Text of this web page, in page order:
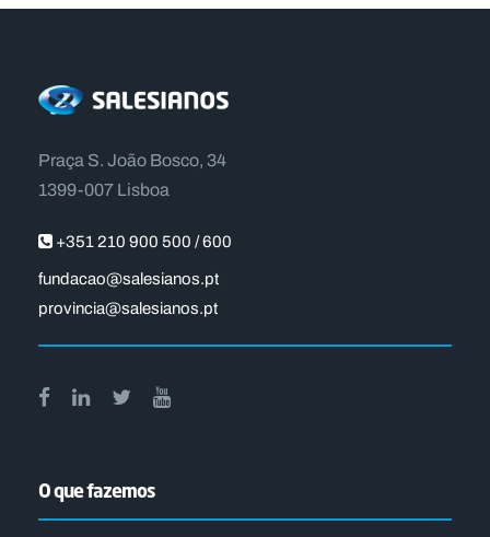
Praça S. João Bosco, 34
1399-007 Lisboa
+351 210 900 500 / 600
fundacao@salesianos.pt
provincia@salesianos.pt
O que fazemos